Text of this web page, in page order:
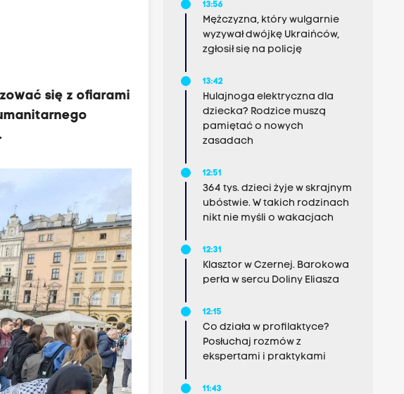
się z ofiarami
13:56
Mężczyzna, który wulgarnie
wyzywał dwójkę Ukraińców,
zgłosił się na policję
13:42
Hulajnoga elektryczna dla
dziecka? Rodzice muszą
pamiętać o nowych
zasadach
12:51
364 tys. dzieci żyje w skrajnym
ubóstwie. W takich rodzinach
nikt nie myśli o wakacjach
12:31
Klasztor w Czernej. Barokowa
perła w sercu Doliny Eliasza
12:15
Co działa w profilaktyce?
Posłuchaj rozmów z
ekspertami i praktykami
11:43